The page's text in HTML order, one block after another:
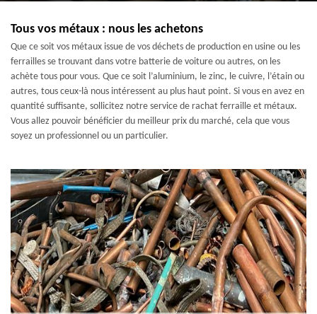
Tous vos métaux : nous les achetons
Que ce soit vos métaux issue de vos déchets de production en usine ou les
ferrailles se trouvant dans votre batterie de voiture ou autres, on les
achète tous pour vous. Que ce soit l’aluminium, le zinc, le cuivre, l’étain ou
autres, tous ceux-là nous intéressent au plus haut point. Si vous en avez en
quantité suffisante, sollicitez notre service de rachat ferraille et métaux.
Vous allez pouvoir bénéficier du meilleur prix du marché, cela que vous
soyez un professionnel ou un particulier.